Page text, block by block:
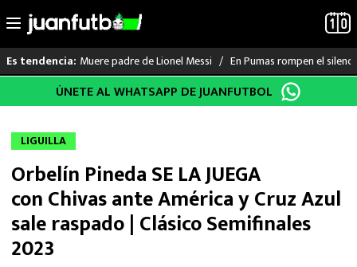
al
Es tendencia: Muere padre de Lionel Messi En Pumas rompen el
LO ÚLTIMO
LIGA MX
RAYADOS
PUMAS
ATLANTE
ÚNETE AL WHATSAPP DE JUANFUTBOL
LIGUILLA
Orbelín Pineda SE LA JUEGA
con Chivas ante América y Cruz Azul
sale raspado | Clásico Semifinales
2023